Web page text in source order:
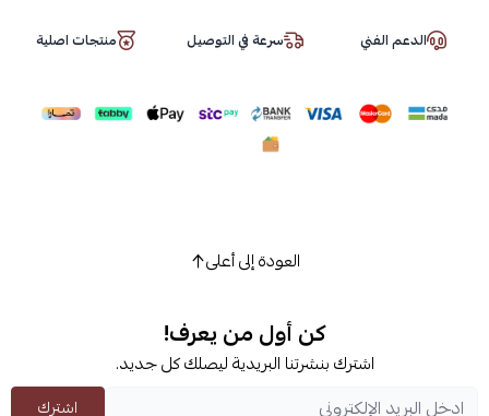
الدعم الفني سرعة في التوصيل منتجات اصلية
العودة إلى أعلى
كن أول من يعرف!
اشترك بنشرتنا البريدية ليصلك كل جديد.
اشترك